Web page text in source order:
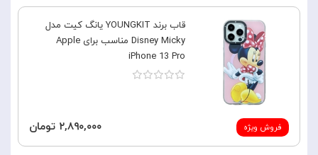
فروش ویژه
قاب برند YOUNGKIT یانگ کیت مدل
Disney Micky مناسب برای Apple
iPhone 13 Pro
۲,۸۹۰,۰۰۰ تومان